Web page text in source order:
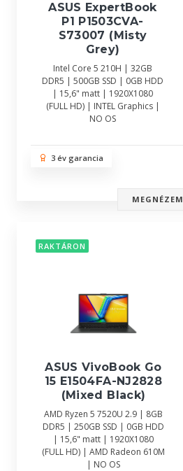
ASUS ExpertBook
P1 P1503CVA-
S73007 (Misty
Grey)
Intel Core 5 210H | 32GB
DDR5 | 500GB SSD | 0GB HDD
| 15,6" matt | 1920X1080
(FULL HD) | INTEL Graphics |
NO OS
3 év garancia
MEGNÉZEM
RAKTÁRON
ASUS VivoBook Go
15 E1504FA-NJ2828
(Mixed Black)
AMD Ryzen 5 7520U 2.9 | 8GB
DDR5 | 250GB SSD | 0GB HDD
| 15,6" matt | 1920X1080
(FULL HD) | AMD Radeon 610M
| NO OS